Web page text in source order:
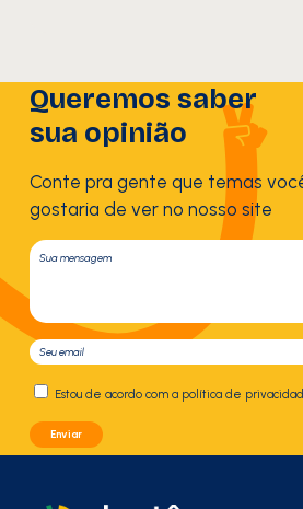
Queremos saber
sua opinião
Conte pra gente que temas
gostaria de ver no nosso site
Estou de acordo com a política de